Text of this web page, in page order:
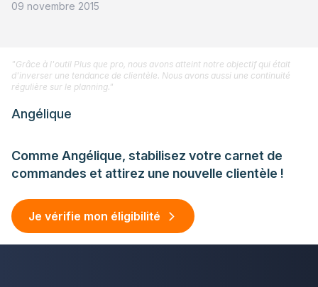
09 novembre 2015
Comme Angélique, stabilisez votre carnet de
commandes et attirez une nouvelle clientèle !
Je vérifie mon éligibilité
"Grâce à l'outil Plus que pro, nous avons atteint notre objectif qui était
d'inverser une tendance de clientèle. Nous avons aussi une continuité
régulière sur le planning."
Angélique